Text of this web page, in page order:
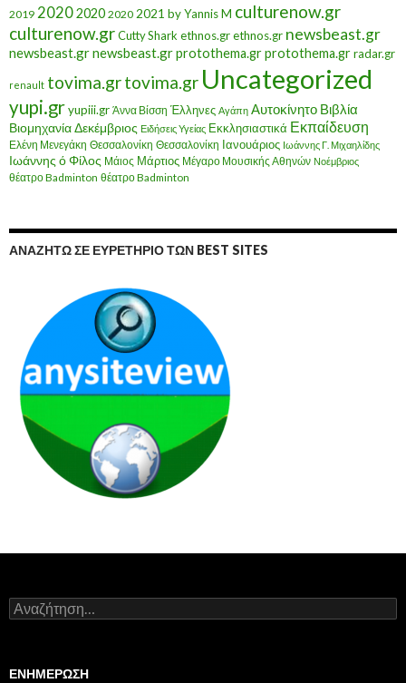
2019 20202020 2020 2021 by Yannis M culturenow.gr
culturenow.grCutty Sharkethnos.grethnos.gr newsbeast.gr
newsbeast.grnewsbeast.grprotothema.grprotothema.grradar.gr
renault tovima.grtovima.gr Uncategorized
yupi.gryupiii.gr Άννα Βίσση Έλληνες Αγάπη Αυτοκίνητο Βιβλία
ΒιομηχανίαΔεκέμβριος Ειδήσεις Υγείας Εκκλησιαστικά Εκπαίδευση
Ελένη Μενεγάκη Θεσσαλονίκη Θεσσαλονίκη Ιανουάριος Ιωάννης Γ. Μιχαηλίδης
Ιωάννης ό Φίλος Μάιος Μάρτιος Μέγαρο Μουσικής Αθηνών Νοέμβριος
θέατρο Badminton θέατρο Badminton
ΑΝΑΖΗΤΏ ΣΕ ΕΥΡΕΤΉΡΙΟ ΤΩΝ BEST SITES
Αναζήτηση
για:
ΕΝΗΜΕΡΩΣΗ